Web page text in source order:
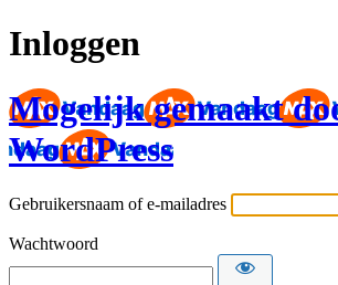
Inloggen
Mogelijk gemaakt
WordPress
Gebruikersnaam of e-mailadres
Wachtwoord